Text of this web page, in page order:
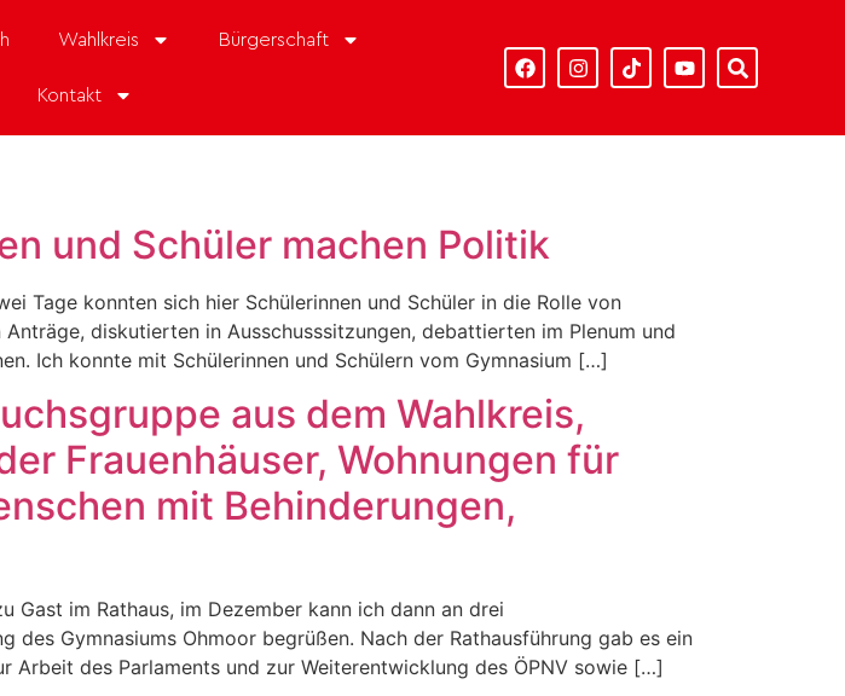
Wahlkreis Bürgerschaft
Kontakt
und Schüler machen Politik
Tage konnten sich hier Schülerinnen und Schüler in die Rolle von
diskutierten in Ausschusssitzungen, debattierten im Plenum und
Ich konnte mit Schülerinnen und Schülern vom Gymnasium […]
aus dem Wahlkreis,
Frauenhäuser, Wohnungen für
mit Behinderungen,
Gast im Rathaus, im Dezember kann ich dann an drei
Gymnasiums Ohmoor begrüßen. Nach der Rathausführung gab es ein
Arbeit des Parlaments und zur Weiterentwicklung des ÖPNV sowie […]